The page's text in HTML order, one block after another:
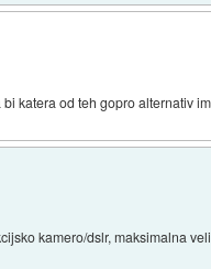
katera od teh gopro alternativ
kamero/dslr, maksimalna